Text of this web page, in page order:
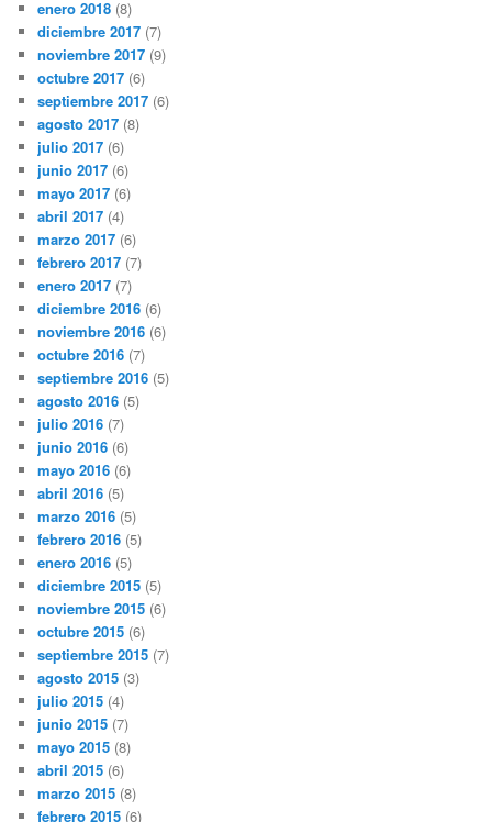
enero 2018 (8)
diciembre 2017 (7)
noviembre 2017 (9)
octubre 2017 (6)
septiembre 2017 (6)
agosto 2017 (8)
julio 2017 (6)
junio 2017 (6)
mayo 2017 (6)
abril 2017 (4)
marzo 2017 (6)
febrero 2017 (7)
enero 2017 (7)
diciembre 2016 (6)
noviembre 2016 (6)
octubre 2016 (7)
septiembre 2016 (5)
agosto 2016 (5)
julio 2016 (7)
junio 2016 (6)
mayo 2016 (6)
abril 2016 (5)
marzo 2016 (5)
febrero 2016 (5)
enero 2016 (5)
diciembre 2015 (5)
noviembre 2015 (6)
octubre 2015 (6)
septiembre 2015 (7)
agosto 2015 (3)
julio 2015 (4)
junio 2015 (7)
mayo 2015 (8)
abril 2015 (6)
marzo 2015 (8)
febrero 2015 (6)